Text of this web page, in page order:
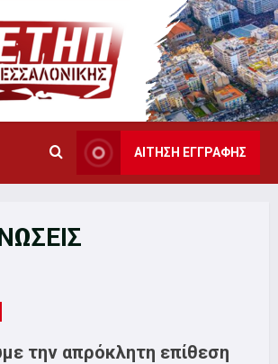
ΑΙΤΗΣΗ ΕΓΓΡΑΦΗΣ
την απρόκλητη επίθεση